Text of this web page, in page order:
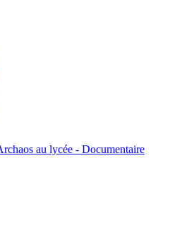
au lycée - Documentaire